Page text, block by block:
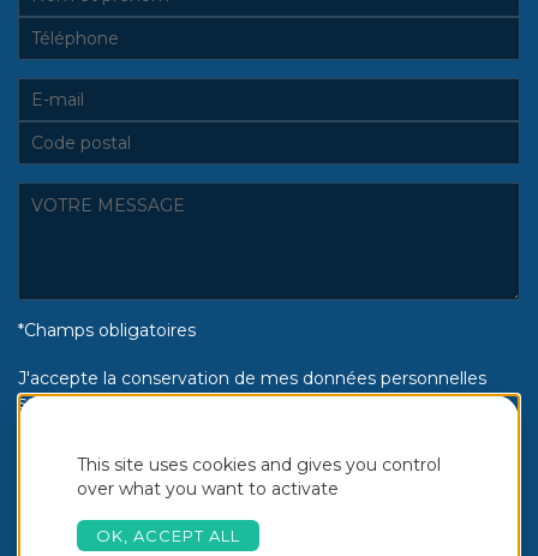
*Champs obligatoires
J'accepte la conservation de mes données personnelles
selon la politique de confidentialité Piscines Aquinox :
This site uses cookies and gives you control
over what you want to activate
OK, ACCEPT ALL